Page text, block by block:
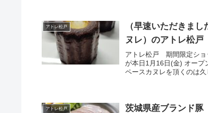
アトレ松戸
（早速いただきま
ヌレ）のアトレ松
アトレ松戸 期間限定ショ
が本日1月16日(金) オー
ペースカヌレを頂くのは
アトレ松戸 茨城県産ブランド